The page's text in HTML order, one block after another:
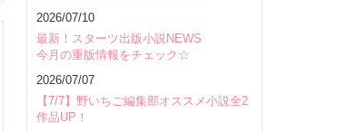
2026/07/10
最新！スターツ出版小説NEWS
今月の重版情報をチェック☆
2026/07/07
【7/7】野いちご編集部オススメ小説全2
作品UP！